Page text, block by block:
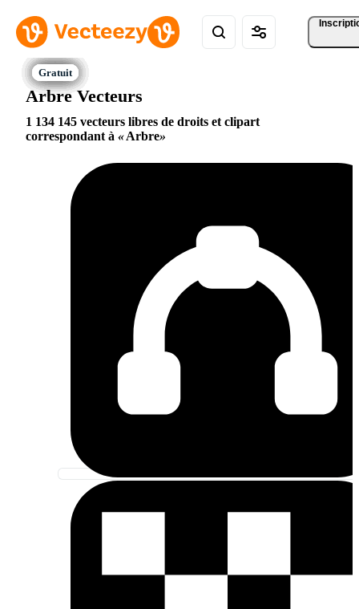
Arbre Vecteurs
1 134 145 vecteurs libres de droits et clipart
correspondant à
Arbre